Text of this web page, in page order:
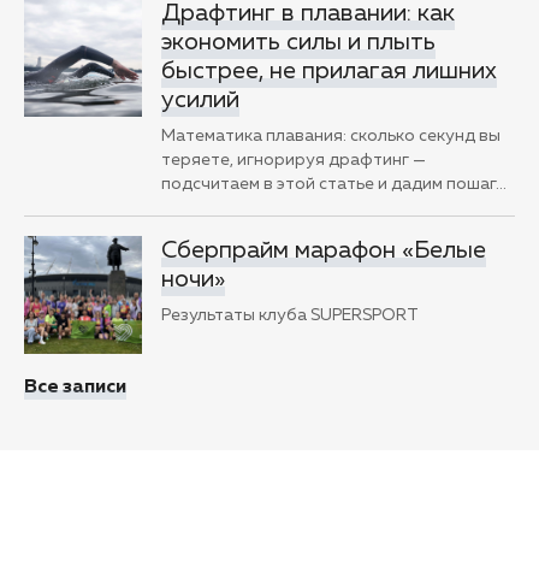
Драфтинг в плавании: как
экономить силы и плыть
быстрее, не прилагая лишних
усилий
Математика плавания: сколько секунд вы
теряете, игнорируя драфтинг —
подсчитаем в этой статье и дадим пошаг…
Сберпрайм марафон «Белые
ночи»
Результаты клуба SUPERSPORT
Все записи